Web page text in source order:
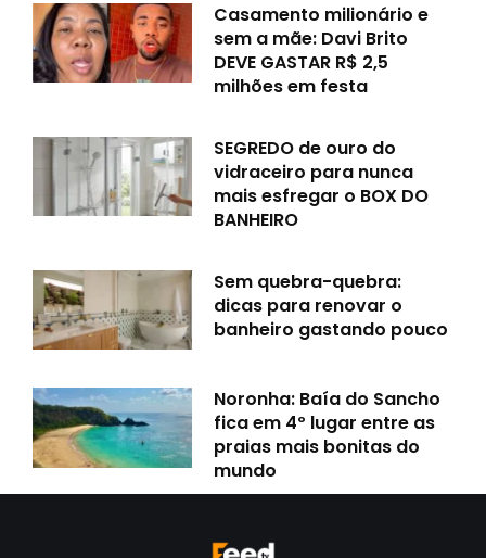
Casamento milionário e
sem a mãe: Davi Brito
DEVE GASTAR R$ 2,5
milhões em festa
SEGREDO de ouro do
vidraceiro para nunca
mais esfregar o BOX DO
BANHEIRO
Sem quebra-quebra:
dicas para renovar o
banheiro gastando pouco
Noronha: Baía do Sancho
fica em 4º lugar entre as
praias mais bonitas do
mundo